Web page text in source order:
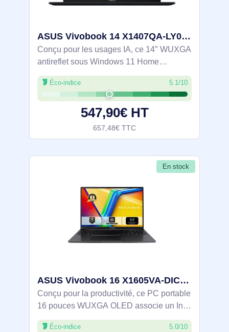
ASUS Vivobook 14 X1407QA-LY051W Copilot+ PC Snapdragon X1-26-100 Ordinateur portable 35,6 cm (14") W - 90NB1601-M003E0
Conçu pour les usages IA, ce 14″ WUXGA
antireflet sous Windows 11 Home
s’appuie sur le Snapdragon X1‑26‑100 et
une NPU Hexagon jusqu’à 45 TOPS pour
accélérer Copilot et les traitements locaux.
Éco-indice 5.1/10
547,90€ HT
657,48€ TTC
En stock
ASUS Vivobook 16 X1605VA-DICSH2702W Intel Core 9 270H Ordinateur portable 40,6 cm (16") WUXGA 16 Go - 90NB13W3-M00PN0
Conçu pour la productivité, ce PC portable
16 pouces WUXGA OLED associe un Intel
Core i9‑270H (jusqu’à 5,8 GHz, 14
cœurs/20 threads) à 16 Go DDR5 et un
Éco-indice 5.0/10